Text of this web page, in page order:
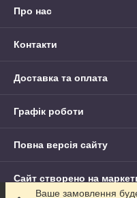
Про нас
Контакти
Доставка та оплата
Графік роботи
Повна версія сайту
Сайт створено на
Ваше замовлення